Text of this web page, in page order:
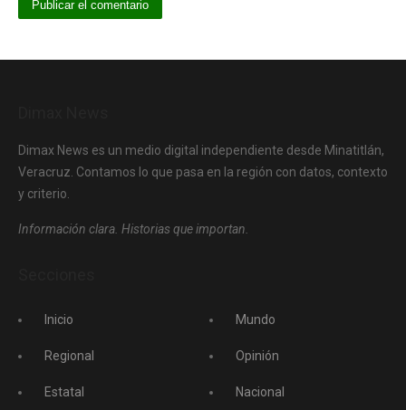
Dimax News es un medio digital independiente desde Minatitlán,
Veracruz. Contamos lo que pasa en la región con datos, contexto
y criterio.
Información clara. Historias que importan.
Inicio
Regional
Estatal
Mundo
Opinión
Nacional